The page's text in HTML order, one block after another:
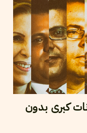
كبرى بدون